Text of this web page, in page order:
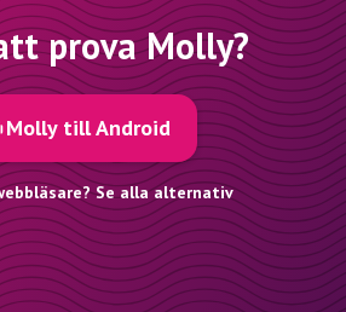
prova Molly?
Molly till Android
Se alla alternativ